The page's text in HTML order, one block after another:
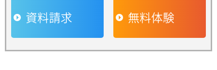
資料請求 無料体験